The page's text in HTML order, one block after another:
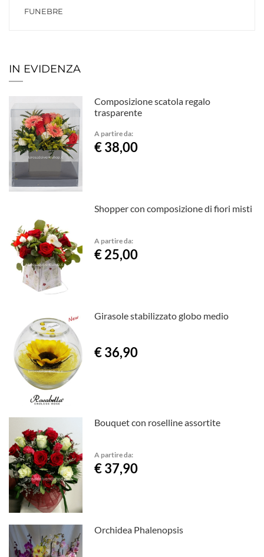
FUNEBRE
IN EVIDENZA
Composizione scatola regalo
trasparente
A partire da:
€ 38,00
Shopper con composizione di fiori misti
A partire da:
€ 25,00
Girasole stabilizzato globo medio
€ 36,90
Bouquet con roselline assortite
A partire da:
€ 37,90
Orchidea Phalenopsis